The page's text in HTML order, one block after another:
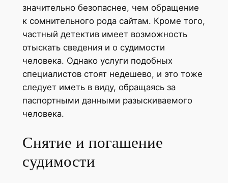
значительно безопаснее, чем обращение
к сомнительного рода сайтам. Кроме того,
частный детектив имеет возможность
отыскать сведения и о судимости
человека. Однако услуги подобных
специалистов стоят недешево, и это тоже
следует иметь в виду, обращаясь за
паспортными данными разыскиваемого
человека.
Снятие и погашение
судимости